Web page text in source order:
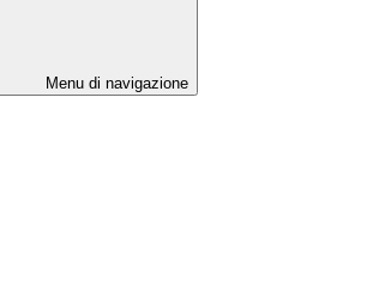
Menu di navigazione